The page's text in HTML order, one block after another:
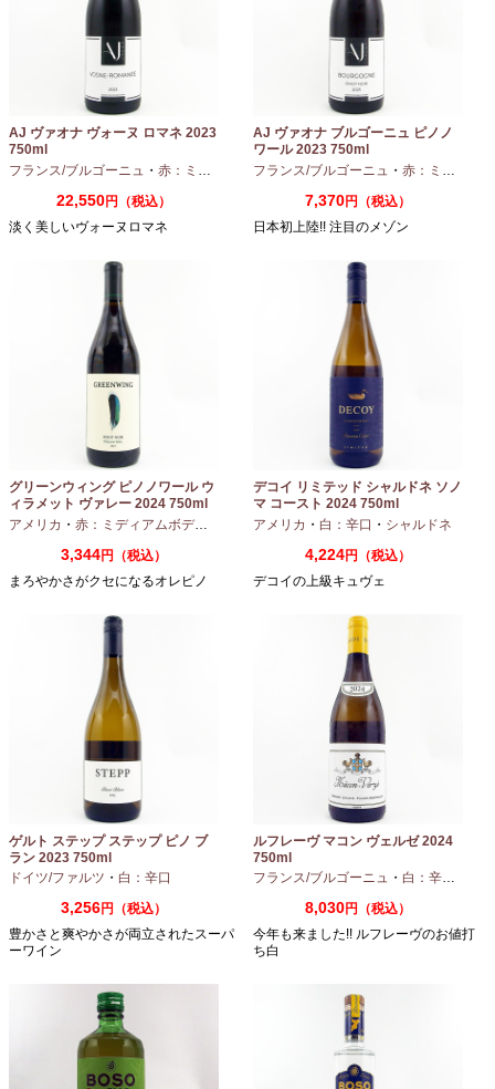
AJ ヴァオナ ヴォーヌ ロマネ 2023
750ml
フランス/ブルゴーニュ ・ 赤：ミディアムボディ ・ピノノワール
22,550円（税込）
淡く美しいヴォーヌロマネ
AJ ヴァオナ ブルゴーニュ ピノノ
ワール 2023 750ml
フランス/ブルゴーニュ ・ 赤：ミディアムボディ
7,370円（税込）
日本初上陸!! 注目のメゾン
グリーンウィング ピノノワール ウ
ィラメット ヴァレー 2024 750ml
アメリカ ・ 赤：ミディアムボディ ピノノワール
3,344円（税込）
まろやかさがクセになるオレピノ
デコイ リミテッド シャルドネ ソノ
マ コースト 2024 750ml
アメリカ ・ 白：辛口 ・ シャルドネ
4,224円（税込）
デコイの上級キュヴェ
ゲルト ステップ ステップ ピノ ブ
ラン 2023 750ml
ドイツ/ファルツ ・ 白：辛口
3,256円（税込）
豊かさと爽やかさが両立されたスーパ
ーワイン
ルフレーヴ マコン ヴェルゼ 2024
750ml
フランス/ブルゴーニュ ・ 白：辛口
8,030円（税込）
今年も来ました!! ルフレーヴのお値打
ち白